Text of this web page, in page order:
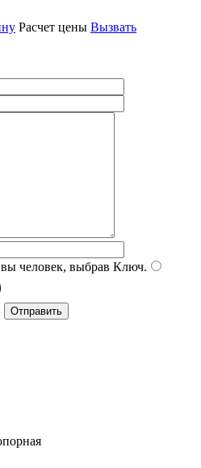
Расчет цены Вызвать
человек, выбрав Ключ.